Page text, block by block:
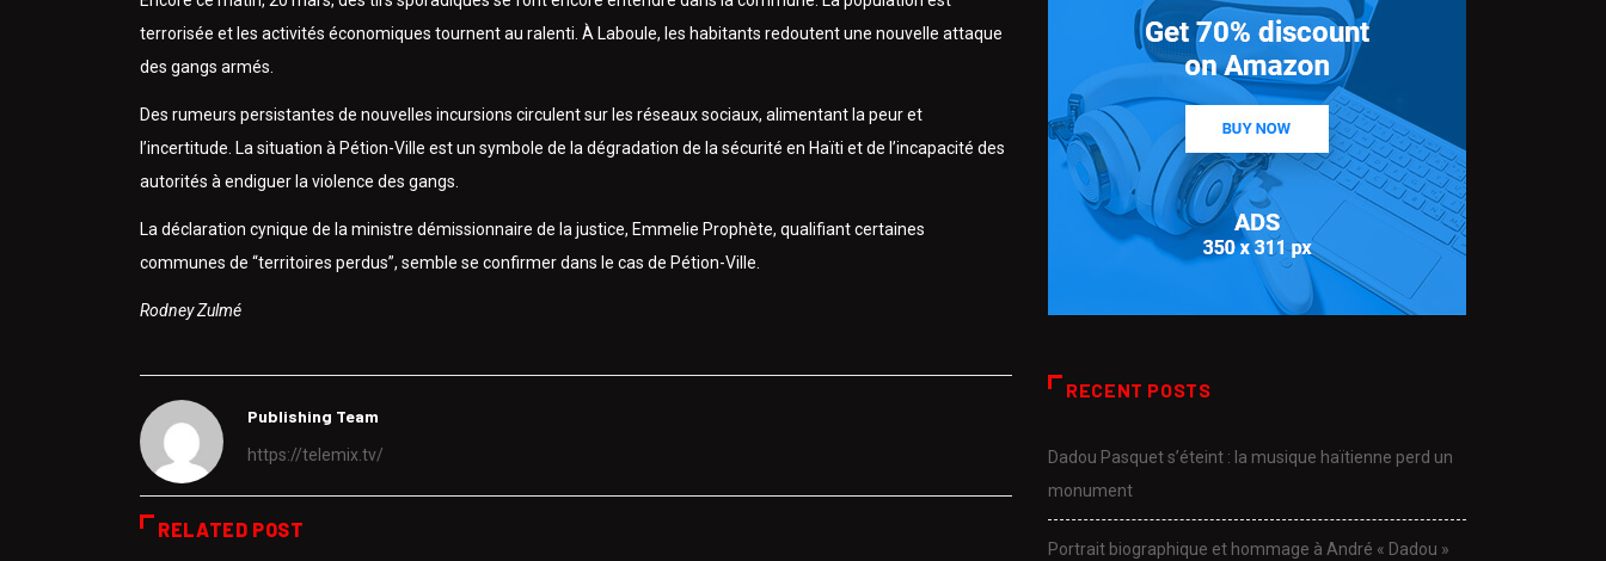
terrorisée et les activités économiques tournent au ralenti. À Laboule, les habitants redoutent une nouvelle attaque
des gangs armés.
Des rumeurs persistantes de nouvelles incursions circulent sur les réseaux sociaux, alimentant la peur et
l’incertitude. La situation à Pétion-Ville est un symbole de la dégradation de la sécurité en Haïti et de l’incapacité des
autorités à endiguer la violence des gangs.
La déclaration cynique de la ministre démissionnaire de la justice, Emmelie Prophète, qualifiant certaines
communes de “territoires perdus”, semble se confirmer dans le cas de Pétion-Ville.
Rodney Zulmé
Publishing Team
https://telemix.tv/
RELATED POST
RECENT POSTS
Dadou Pasquet s’éteint : la musique haïtienne perd un
monument
Portrait biographique et hommage à André « Dadou »